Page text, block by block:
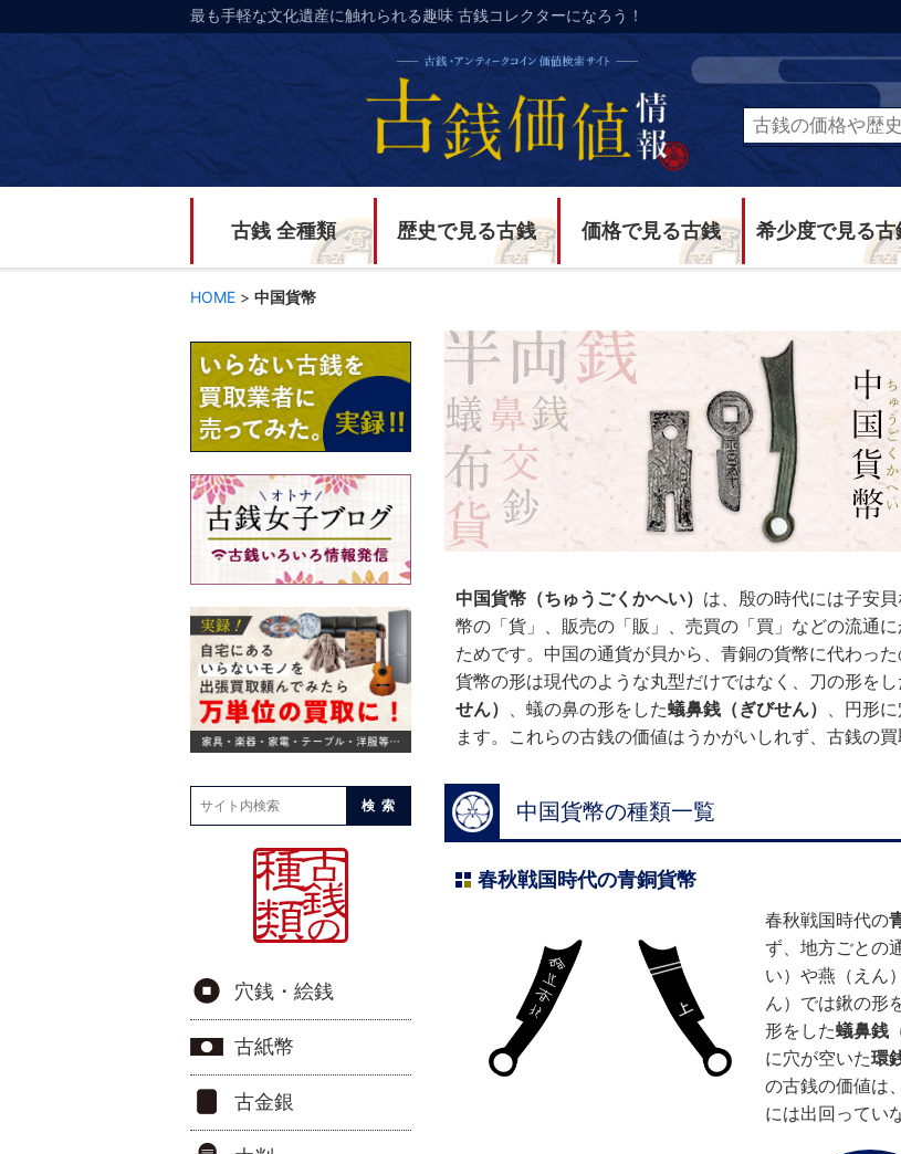
最も手軽な文化遺産に触れられる趣味 古銭コレクターになろう！
古銭 全種類 歴史で見る古銭 価格で見る古銭 希少度で見る古
HOME > 中国貨幣
中国貨幣
中国貨幣（ちゅうごくかへい） は、殷の時代には子安
幣の「貨」、販売の「販」、売買の「買」などの流通
ためです。中国の通貨が貝から、青銅の貨幣に代わっ
貨幣の形は現代のような丸型だけではなく、刀の形をし
せん）
、蟻の鼻の形をした蟻鼻銭（ぎびせん） 、円形
ます。これらの古銭の価値はうかがいしれず、古銭の
中国貨幣の種類一覧
春秋戦国時代の青銅貨幣
春秋戦国時代の
ず、地方ごとの
い）や燕（えん
ん）では鍬の形
形をした蟻鼻銭
に穴が空いた環
の古銭の価値は
には出回ってい
検索
穴銭・絵銭
古紙幣
古金銀